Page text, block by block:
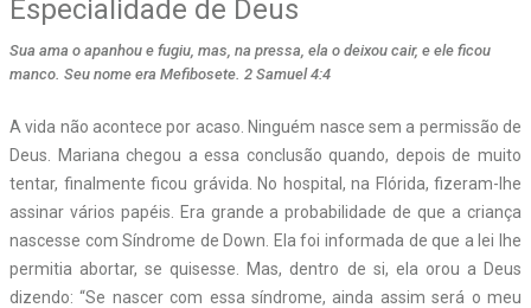
Especialidade de Deus
Sua ama o apanhou e fugiu, mas, na pressa, ela o deixou cair, e ele ficou
manco. Seu nome era Mefibosete. 2 Samuel 4:4
Avida não acontece por acaso. Ninguém nasce sem a permissão de
Deus. Mariana chegou a essa conclusão quando, depois de muito
tentar, finalmente ficou grávida. No hospital, na Flórida, fizeram-lhe
assinar vários papéis. Era grande a probabilidade de que a criança
nascesse com Síndrome de Down. Ela foi informada de que a lei lhe
permitia abortar, se quisesse. Mas, dentro de si, ela orou a Deus
dizendo: “Se nascer com essa síndrome, ainda assim será o meu